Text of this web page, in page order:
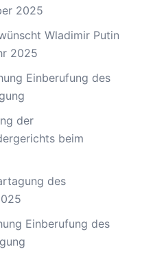
2025
Wladimir Putin
2025
Einberufung des
der
beim
des
Einberufung des